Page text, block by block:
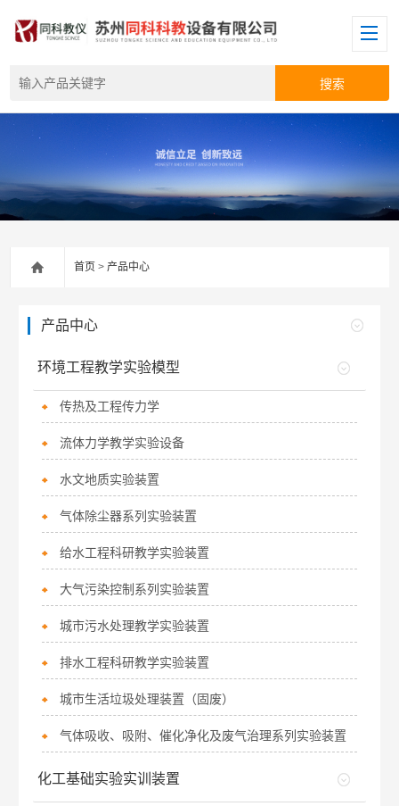
首页 >产品中心
产品中心
环境工程教学实验模型
传热及工程传力学
流体力学教学实验设备
水文地质实验装置
气体除尘器系列实验装置
给水工程科研教学实验装置
大气污染控制系列实验装置
城市污水处理教学实验装置
排水工程科研教学实验装置
城市生活垃圾处理装置（固废）
气体吸收、吸附、催化净化及废气治理系列实验装置
化工基础实验实训装置